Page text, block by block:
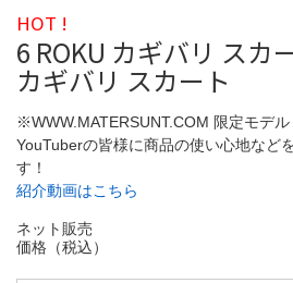
HOT !
6 ROKU カギバリ スカ
カギバリ スカート
※WWW.MATERSUNT.COM 限定モデル
YouTuberの皆様に商品の使い心地など
す！
紹介動画はこちら
ネット販売
価格（税込）